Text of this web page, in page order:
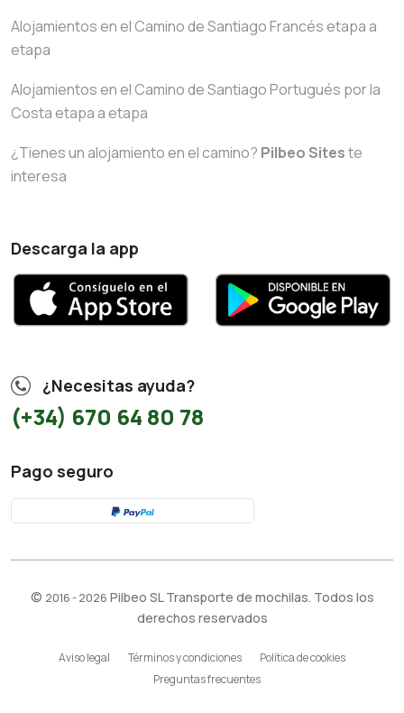
Alojamientos en el Camino de Santiago Francés etapa a
etapa
Alojamientos en el Camino de Santiago Portugués por la
Costa etapa a etapa
¿Tienes un alojamiento en el camino? Pilbeo Siteste
interesa
Descarga la app
¿Necesitas ayuda?
(+34) 670 64 80 78
Pago seguro
© 2016 - 2026 Pilbeo SL Transporte de mochilas. Todos los
derechos reservados
Aviso legal Términos y condiciones
Política de cookies
Preguntas frecuentes